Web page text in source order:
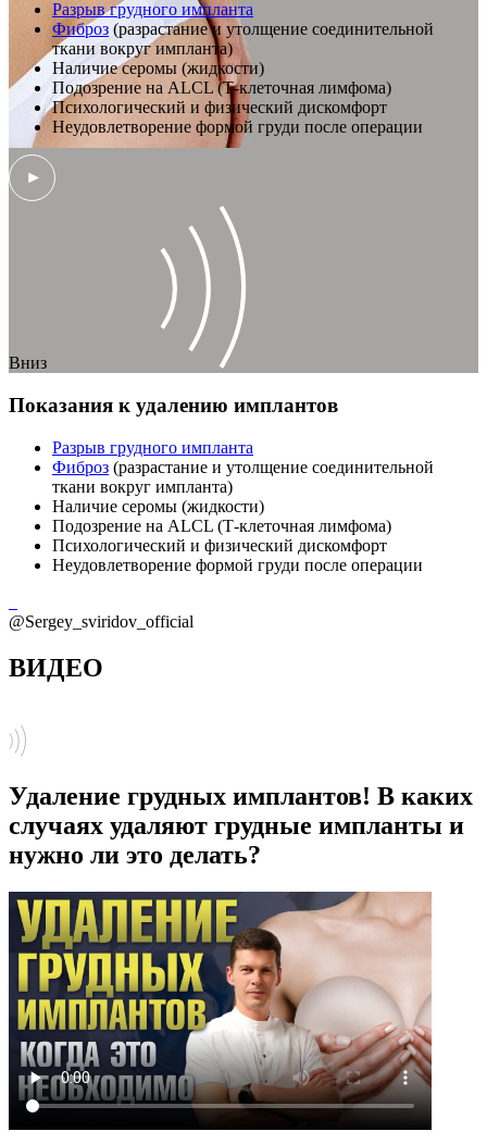
Разрыв грудного импланта
Фиброз (разрастание и утолщение соединительной
ткани вокруг импланта)
Наличие серомы (жидкости)
Подозрение на ALCL (Т-клеточная лимфома)
Психологический и физический дискомфорт
Неудовлетворение формой груди после операции
Вниз
Показания к удалению имплантов
Разрыв грудного импланта
Фиброз (разрастание и утолщение соединительной
ткани вокруг импланта)
Наличие серомы (жидкости)
Подозрение на ALCL (Т-клеточная лимфома)
Психологический и физический дискомфорт
Неудовлетворение формой груди после операции
@Sergey_sviridov_official
ВИДЕО
Удаление грудных имплантов! В каких
случаях удаляют грудные импланты и
нужно ли это делать?